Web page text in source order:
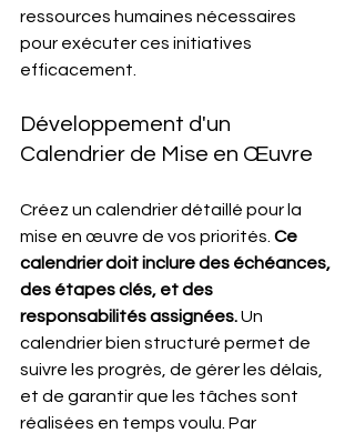
ressources humaines nécessaires
pour exécuter ces initiatives
efficacement.
Développement d'un
Calendrier de Mise en Œuvre
Créez un calendrier détaillé pour la
mise en œuvre de vos priorités. Ce
calendrier doit inclure des échéances,
des étapes clés, et des
responsabilités assignées. Un
calendrier bien structuré permet de
suivre les progrès, de gérer les délais,
et de garantir que les tâches sont
réalisées en temps voulu. Par